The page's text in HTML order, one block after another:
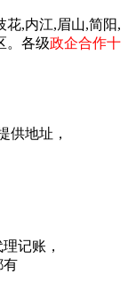
花,内江,眉山,简阳,
。各级政企合作十
供地址，
记账，
有